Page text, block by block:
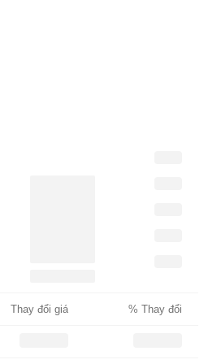
Thay đổi giá % Thay đổi